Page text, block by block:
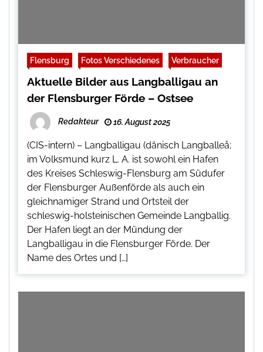
Flensburg Fotos Verschiedenes Verbraucher
Aktuelle Bilder aus Langballigau an
der Flensburger Förde – Ostsee
Redakteur 16. August 2025
(CIS-intern) – Langballigau (dänisch Langballeå;
im Volksmund kurz L. A. ist sowohl ein Hafen
des Kreises Schleswig-Flensburg am Südufer
der Flensburger Außenförde als auch ein
gleichnamiger Strand und Ortsteil der
schleswig-holsteinischen Gemeinde Langballig.
Der Hafen liegt an der Mündung der
Langballigau in die Flensburger Förde. Der
Name des Ortes und […]